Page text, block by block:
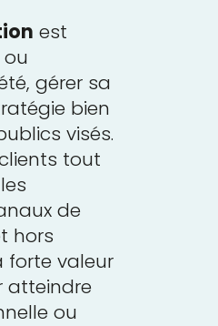
est
gérer sa
bien
visés.
tout
de
hors
forte valeur
atteindre
ou